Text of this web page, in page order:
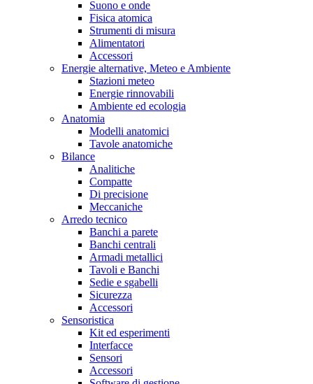
Suono e onde
Fisica atomica
Strumenti di misura
Alimentatori
Accessori
Energie alternative, Meteo e Ambiente
Stazioni meteo
Energie rinnovabili
Ambiente ed ecologia
Anatomia
Modelli anatomici
Tavole anatomiche
Bilance
Analitiche
Compatte
Di precisione
Meccaniche
Arredo tecnico
Banchi a parete
Banchi centrali
Armadi metallici
Tavoli e Banchi
Sedie e sgabelli
Sicurezza
Accessori
Sensoristica
Kit ed esperimenti
Interfacce
Sensori
Accessori